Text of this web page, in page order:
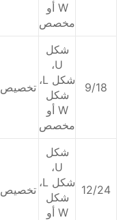
W أو
مخصص
9/18
شكل
U،
شكل L،
شكل
W أو
مخصص
تخصيص
12/24
شكل
U،
شكل L،
شكل
W أو
تخصيص